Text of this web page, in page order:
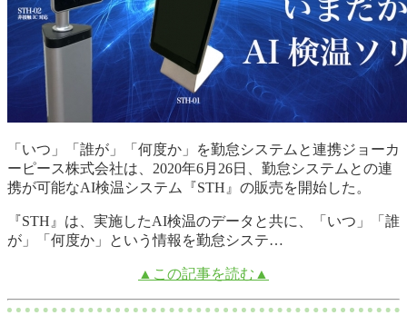
「いつ」「誰が」「何度か」を勤怠システムと連携ジョーカ
ーピース株式会社は、2020年6月26日、勤怠システムとの連
携が可能なAI検温システム『STH』の販売を開始した。
『STH』は、実施したAI検温のデータと共に、「いつ」「誰
が」「何度か」という情報を勤怠システ…
▲この記事を読む▲